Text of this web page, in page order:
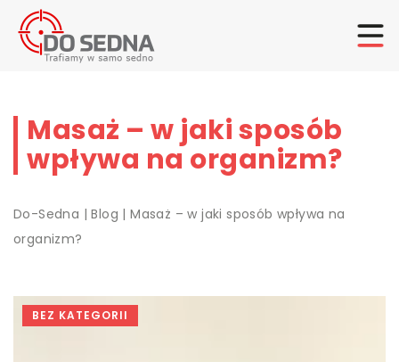
Masaż – w jaki sposób
wpływa na organizm?
Do-Sedna |Blog |Masaż – w jaki sposób wpływa na
organizm?
BEZ KATEGORII